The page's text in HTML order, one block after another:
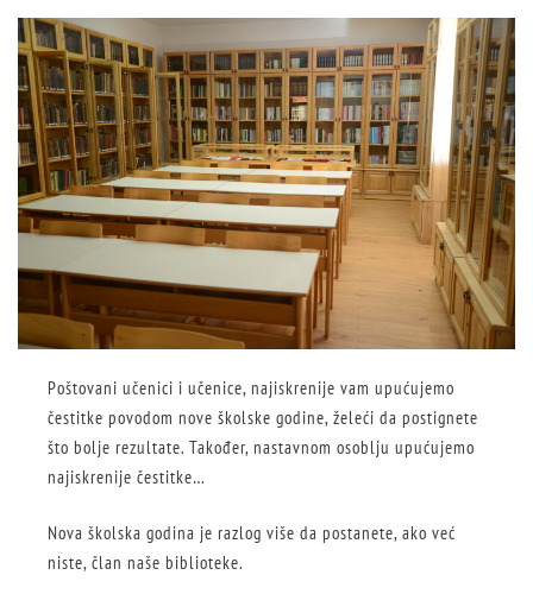
Poštovani učenici i učenice, najiskrenije vam upućujemo
čestitke povodom nove školske godine, želeći da postignete
što bolje rezultate. Također, nastavnom osoblju upućujemo
najiskrenije čestitke…
Nova školska godina je razlog više da postanete, ako već
niste, član naše biblioteke.